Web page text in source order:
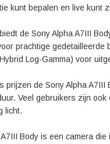
kunt bepalen en live kunt
de Sony Alpha A7III
prachtige
Log-Gamma) voor
prijzen de Sony Alpha
Veel gebruikers zijn
licht.
Body is een camera